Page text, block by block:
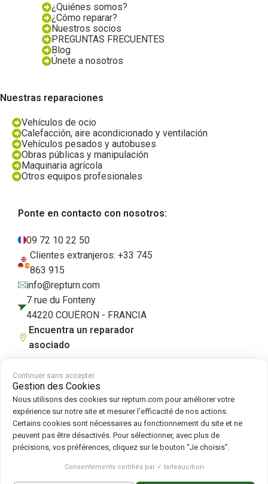
¿Quiénes somos?
¿Cómo reparar?
Nuestros socios
PREGUNTAS FRECUENTES
Blog
Únete a nosotros
Nuestras reparaciones
Vehículos de ocio
Calefacción, aire acondicionado y ventilación
Vehículos pesados y autobuses
Obras públicas y manipulación
Maquinaria agrícola
Otros equipos profesionales
Ponte en contacto con nosotros:
09 72 10 22 50
Clientes extranjeros: +33 745
863 915
info@repturn.com
7 rue du Fonteny
44220 COUËRON - FRANCIA
Encuentra un reparador
asociado
Condiciones generales de venta Aviso legal Política de privacidad
Cookies|Política de cookies
Síguenos en :
Repturn 2026
Continuer sans accepter
Gestion des Cookies
Nous utilisons des cookies sur repturn.com pour améliorer votre
expérience sur notre site et mesurer l’efficacité de nos actions.
Certains cookies sont nécessaires au fonctionnement du site et ne
peuvent pas être désactivés. Pour sélectionner, avec plus de
précisions, vos préférences, cliquez sur le bouton “Je choisis”.
Consentements certifiés par ✓ tarteaucitron